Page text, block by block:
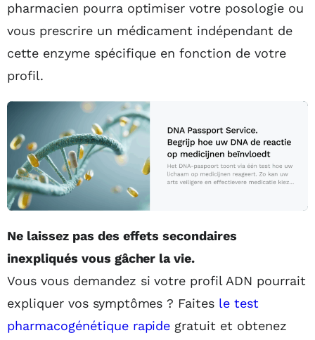
pharmacien pourra optimiser votre posologie ou
vous prescrire un médicament indépendant de
cette enzyme spécifique en fonction de votre
profil.
Ne laissez pas des effets secondaires
inexpliqués vous gâcher la vie.
Vous vous demandez si votre profil ADN pourrait
expliquer vos symptômes ? Faites le test
pharmacogénétique rapide gratuit et obtenez